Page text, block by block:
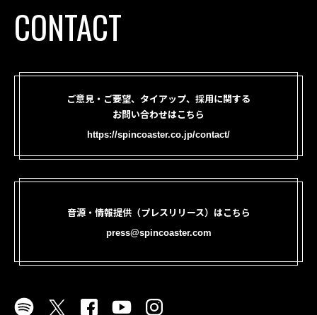
CONTACT
ご意見・ご要望、タイアップ、採用に関する
お問い合わせはこちら
https://spincoaster.co.jp/contact/
音源・情報提供（プレスリリース）はこちら
press@spincoaster.com